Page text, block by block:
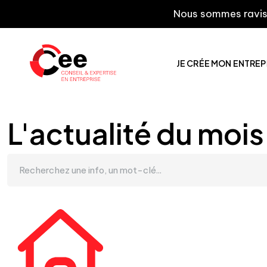
Nous sommes ravis
JE CRÉE MON
L'actualité du mois